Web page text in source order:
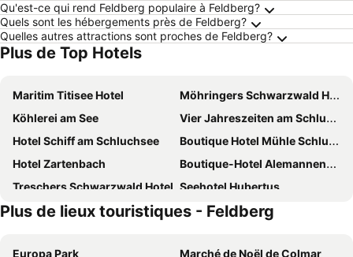
Qu'est-ce qui rend Feldberg populaire à Feldberg?
Quels sont les hébergements près de Feldberg?
Quelles autres attractions sont proches de Feldberg?
Plus de Top Hotels
Maritim Titisee Hotel
Möhringers Schwarzwald Hotel
Köhlerei am See
Vier Jahreszeiten am Schluchsee
Hotel Schiff am Schluchsee
Boutique Hotel Mühle Schluchsee
Hotel Zartenbach
Boutique-Hotel Alemannenhof
Treschers Schwarzwald Hotel Seehotel Hubertus
Der Hirschen
Hotel Saigerhöh
Plus de lieux touristiques - Feldberg
Europa Park
Marché de Noël de Colmar